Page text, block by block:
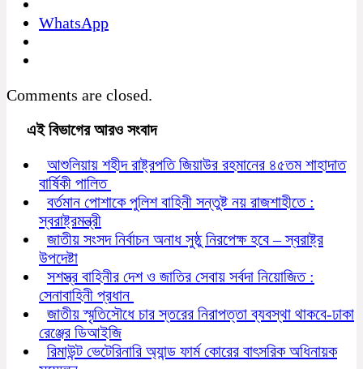
WhatsApp
Comments are closed.
এই বিভাগের আরও সংবাদ
আশুলিয়ায় শহীদ রাষ্ট্রপতি জিয়াউর রহমানের ৪৫তম শাহাদাত
বার্ষিকী পালিত
বর্তমান পোশাকে পুলিশ বাহিনী সন্তুষ্ট নয় রাজশাহীতে :
স্বরাষ্ট্রমন্ত্রী
জাতীয় সংসদ নির্বাচন অনাধ সুষ্ঠু নিরপেক্ষ হবে – স্বরাষ্ট্র
উপদেষ্টা
সশস্ত্র বাহিনীর দেশ ও জাতির সেবায় সর্বদা নিয়োজিত :
সেনাবাহিনী প্রধান
জাতীয় স্মৃতিসৌধে চার স্তরের নিরাপত্তা ব্যবস্থা থাকবে-ঢাকা
রেঞ্জের ডিআইজি
রিমাউন্ট ভেটেরিনারি অ্যান্ড ফার্ম কোরের বাৎসরিক অধিনায়ক